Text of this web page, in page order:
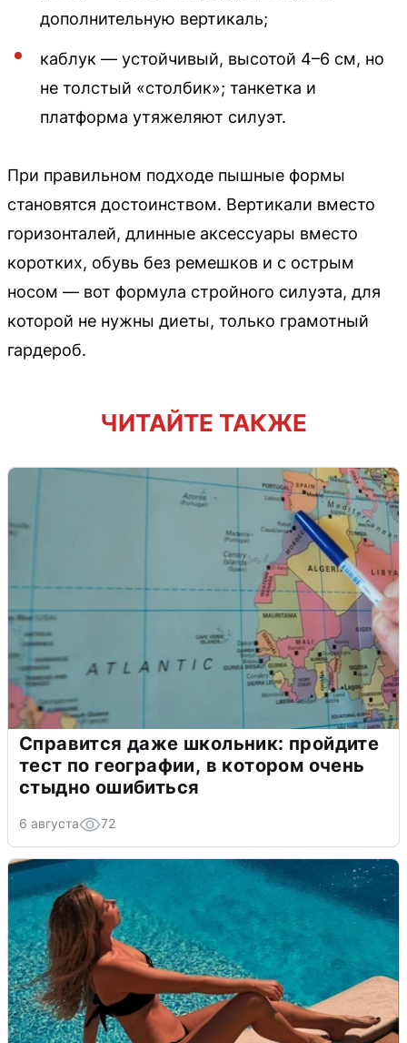
дополнительную вертикаль;
каблук — устойчивый, высотой 4–6 см, но
не толстый «столбик»; танкетка и
платформа утяжеляют силуэт.
При правильном подходе пышные формы
становятся достоинством. Вертикали вместо
горизонталей, длинные аксессуары вместо
коротких, обувь без ремешков и с острым
носом — вот формула стройного силуэта, для
которой не нужны диеты, только грамотный
гардероб.
ЧИТАЙТЕ ТАКЖЕ
Справится даже школьник: пройдите
тест по географии, в котором очень
стыдно ошибиться
6 августа 72